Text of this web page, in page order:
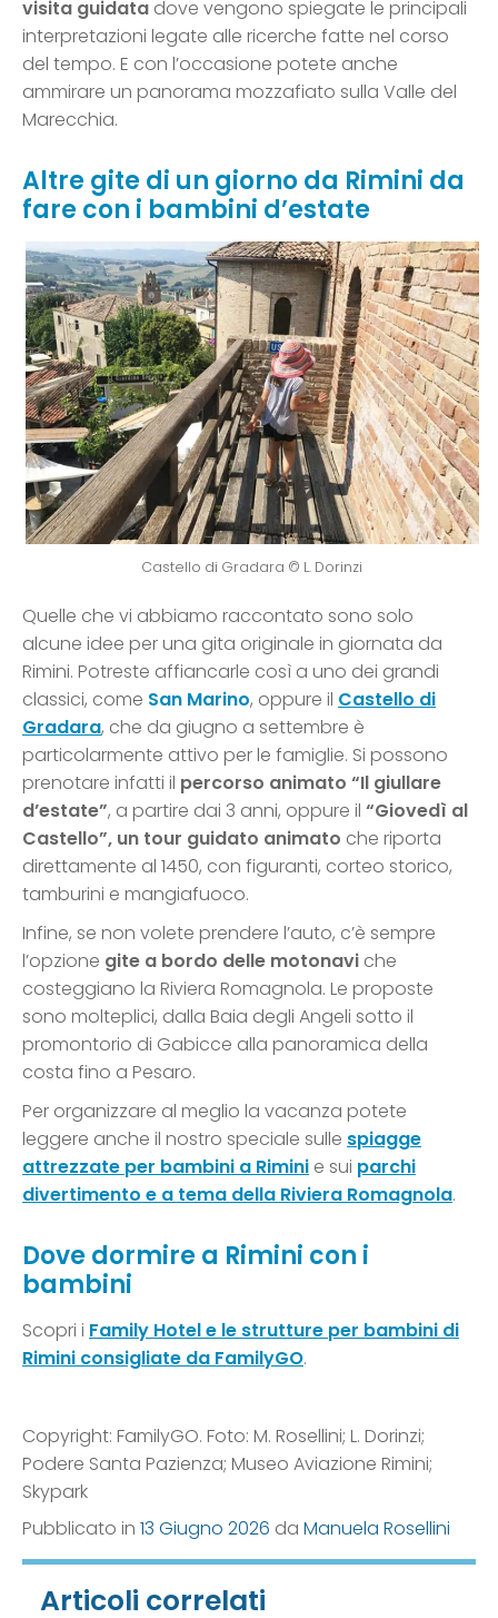
visita guidata dove vengono spiegate le principali
interpretazioni legate alle ricerche fatte nel corso
del tempo. E con l’occasione potete anche
ammirare un panorama mozzafiato sulla Valle del
Marecchia.
Altre gite di un giorno da Rimini da
fare con i bambini d’estate
Castello di Gradara © L. Dorinzi
Quelle che vi abbiamo raccontato sono solo
alcune idee per una gita originale in giornata da
Rimini. Potreste affiancarle così a uno dei grandi
classici, come San Marino, oppure il Castello di
Gradara, che da giugno a settembre è
particolarmente attivo per le famiglie. Si possono
prenotare infatti il percorso animato “Il giullare
d’estate”, a partire dai 3 anni, oppure il “Giovedì al
Castello”, un tour guidato animato che riporta
direttamente al 1450, con figuranti, corteo storico,
tamburini e mangiafuoco.
Infine, se non volete prendere l’auto, c’è sempre
l’opzione gite a bordo delle motonavi che
costeggiano la Riviera Romagnola. Le proposte
sono molteplici, dalla Baia degli Angeli sotto il
promontorio di Gabicce alla panoramica della
costa fino a Pesaro.
Per organizzare al meglio la vacanza potete
leggere anche il nostro speciale sulle spiagge
attrezzate per bambini a Rimini e sui parchi
divertimento e a tema della Riviera Romagnola.
Dove dormire a Rimini con i
bambini
Scopri i Family Hotel e le strutture per bambini di
Rimini consigliate da FamilyGO.
Copyright: FamilyGO. Foto: M. Rosellini; L. Dorinzi;
Podere Santa Pazienza; Museo Aviazione Rimini;
Skypark
Pubblicato in 13 Giugno 2026 da Manuela Rosellini
Articoli correlati